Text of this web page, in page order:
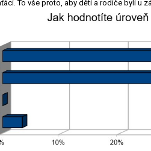
To vše proto, aby děti a rodiče byli u